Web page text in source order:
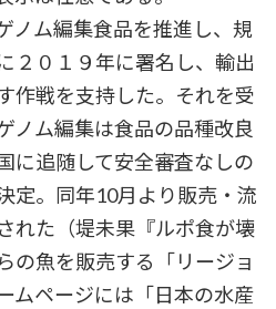
ノム編集食品を推進し、規
２０１９年に署名し、輸出
作戦を支持した。それを受
ノム編集は食品の品種改良
に追随して安全審査なしの
定。同年10月より販売・流
れた（堤未果『ルポ食が壊
魚を販売する「リージョ
ムページには「日本の水産